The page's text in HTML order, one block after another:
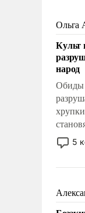
Ольга
Культ
народ
Обиды
5